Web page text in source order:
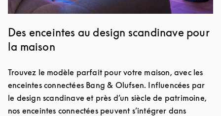
Des enceintes au design scandinave pour
la maison
Trouvez le modèle parfait pour votre maison, avec les
enceintes connectées Bang & Olufsen. Influencées par
le design scandinave et près d’un siècle de patrimoine,
nos enceintes connectées peuvent s’intégrer dans